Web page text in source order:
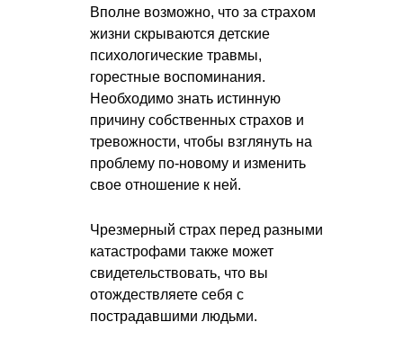
Вполне возможно, что за страхом
жизни скрываются детские
психологические травмы,
горестные воспоминания.
Необходимо знать истинную
причину собственных страхов и
тревожности, чтобы взглянуть на
проблему по-новому и изменить
свое отношение к ней.
Чрезмерный страх перед разными
катастрофами также может
свидетельствовать, что вы
отождествляете себя с
пострадавшими людьми.